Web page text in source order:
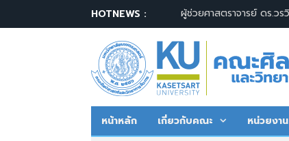
HOTNEWS :
หน้าหลัก เกี่ยวกับคณะ หน่วยงาน